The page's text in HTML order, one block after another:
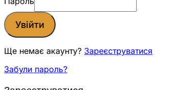
Увійти
Ще немає акаунту? Зареєструватися
Забули пароль?